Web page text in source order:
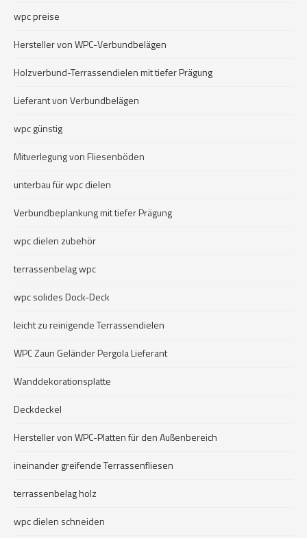
wpc preise
Hersteller von WPC-Verbundbelägen
Holzverbund-Terrassendielen mit tiefer Prägung
Lieferant von Verbundbelägen
wpc günstig
Mitverlegung von Fliesenböden
unterbau für wpc dielen
Verbundbeplankung mit tiefer Prägung
wpc dielen zubehör
terrassenbelag wpc
wpc solides Dock-Deck
leicht zu reinigende Terrassendielen
WPC Zaun Geländer Pergola Lieferant
Wanddekorationsplatte
Deckdeckel
Hersteller von WPC-Platten für den Außenbereich
ineinander greifende Terrassenfliesen
terrassenbelag holz
wpc dielen schneiden